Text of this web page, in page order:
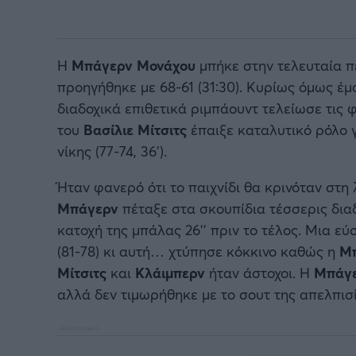
Η Μπάγερν Μονάχου μπήκε στην τελευταία
προηγήθηκε με 68-61 (31:30). Κυρίως όμως
διαδοχικά επιθετικά ριμπάουντ τελείωσε
του Βασίλιε Μίτσιτς έπαιξε καταλυτικό ρόλο
νίκης (77-74, 36’).
Ήταν φανερό ότι το παιχνίδι θα κρινόταν
Μπάγερν πέταξε στα σκουπίδια τέσσερις
κατοχή της μπάλας 26’’ πριν το τέλος. Μια
(81-78) κι αυτή… χτύπησε κόκκινο καθώς η
Μίτσιτς και Κλάιμπερν ήταν άστοχοι. Η
αλλά δεν τιμωρήθηκε με το σουτ της